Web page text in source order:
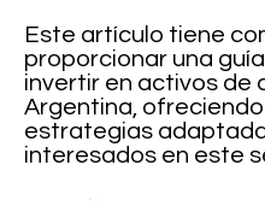
Este artículo tiene
proporcionar una
invertir en activos de
Argentina,
estrategias
interesados en este